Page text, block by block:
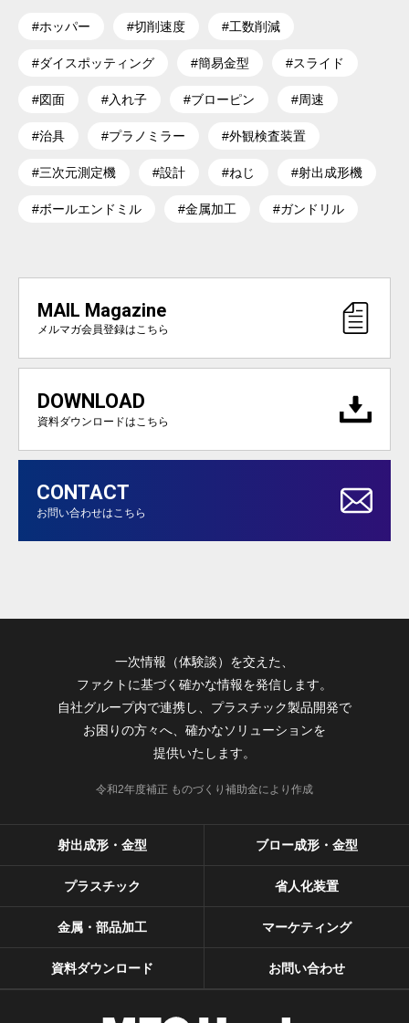
#ホッパー #切削速度 #工数削減
#ダイスポッティング #簡易金型 #スライド
#図面 #入れ子 #ブローピン #周速
#治具 #プラノミラー #外観検査装置
#三次元測定機 #設計 #ねじ #射出成形機
#ボールエンドミル #金属加工 #ガンドリル
MAIL Magazine
メルマガ会員登録はこちら
DOWNLOAD
資料ダウンロードはこちら
CONTACT
お問い合わせはこちら
一次情報（体験談）を交えた、
ファクトに基づく確かな情報を発信します。
自社グループ内で連携し、プラスチック製品開発で
お困りの方々へ、確かなソリューションを
提供いたします。
令和2年度補正 ものづくり補助金により作成
射出成形・金型 ブロー成形・金型
プラスチック 省人化装置
金属・部品加工 マーケティング
資料ダウンロード お問い合わせ